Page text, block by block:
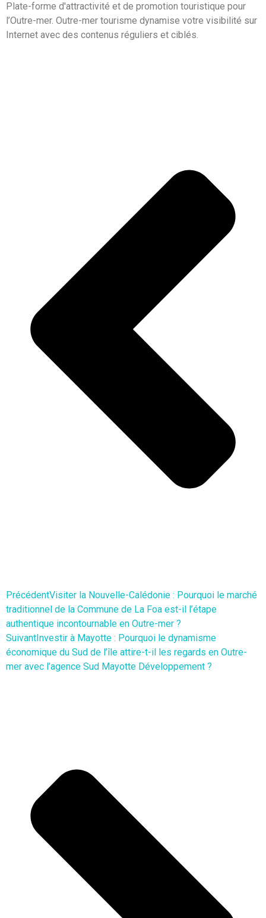
Plate-forme d'attractivité et de promotion touristique pour
l’Outre-mer. Outre-mer tourisme dynamise votre visibilité sur
Internet avec des contenus réguliers et ciblés.
PrécédentVisiter la Nouvelle-Calédonie : Pourquoi le marché
traditionnel de la Commune de La Foa est-il l’étape
authentique incontournable en Outre-mer ?
Suivant Investir à Mayotte : Pourquoi le dynamisme
économique du Sud de l’île attire-t-il les regards en Outre-
mer avec l’agence Sud Mayotte Développement ?